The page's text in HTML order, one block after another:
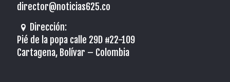
director@noticias625.co
Dirección:
Pié de la popa calle 29D #22-109
Cartagena, Bolívar – Colombia